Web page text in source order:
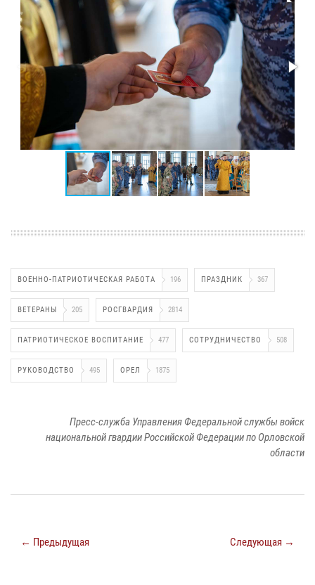
ВОЕННО-ПАТРИОТИЧЕСКАЯ РАБОТА 196 ПРАЗДНИК 367
ВЕТЕРАНЫ 205 РОСГВАРДИЯ 2814
ПАТРИОТИЧЕСКОЕ ВОСПИТАНИЕ 477 СОТРУДНИЧЕСТВО 508
РУКОВОДСТВО 495 ОРЕЛ 1875
Пресс-служба Управления Федеральной службы войск
национальной гвардии Российской Федерации по Орловской
области
← Предыдущая Следующая →